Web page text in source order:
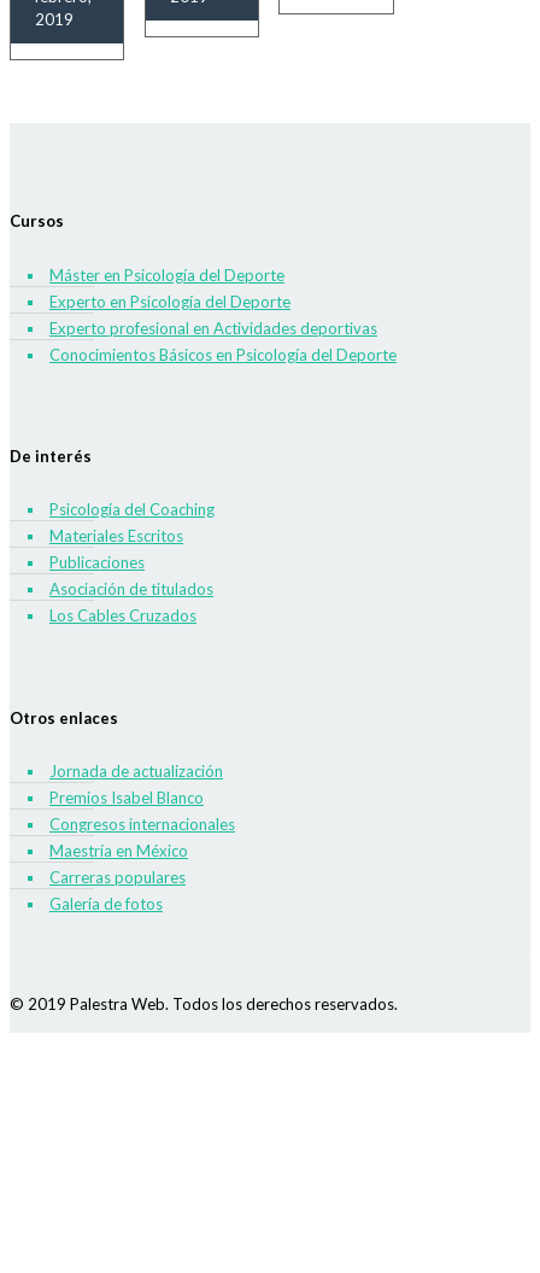
2019
Cursos
Máster en Psicología del Deporte
Experto en Psicología del Deporte
Experto profesional en Actividades deportivas
Conocimientos Básicos en Psicología del Deporte
De interés
Psicología del Coaching
Materiales Escritos
Publicaciones
Asociación de titulados
Los Cables Cruzados
Otros enlaces
Jornada de actualización
Premios Isabel Blanco
Congresos internacionales
Maestría en México
Carreras populares
Galería de fotos
© 2019 Palestra Web. Todos los derechos reservados.